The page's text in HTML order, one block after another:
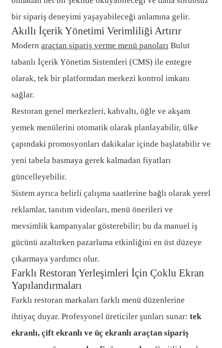
bir sipariş deneyimi yaşayabileceği anlamına gelir.
Akıllı İçerik Yönetimi Verimliliği Artırır
Modern araçtan sipariş verme menü panolarıBulut
tabanlı İçerik Yönetim Sistemleri (CMS) ile entegre
olarak, tek bir platformdan merkezi kontrol imkanı
sağlar.
Restoran genel merkezleri, kahvaltı, öğle ve akşam
yemek menülerini otomatik olarak planlayabilir, ülke
çapındaki promosyonları dakikalar içinde başlatabilir ve
yeni tabela basmaya gerek kalmadan fiyatları
güncelleyebilir.
Sistem ayrıca belirli çalışma saatlerine bağlı olarak yerel
reklamlar, tanıtım videoları, menü önerileri ve
mevsimlik kampanyalar gösterebilir; bu da manuel iş
gücünü azaltırken pazarlama etkinliğini en üst düzeye
çıkarmaya yardımcı olur.
Farklı Restoran Yerleşimleri İçin Çoklu Ekran
Yapılandırmaları
Farklı restoran markaları farklı menü düzenlerine
ihtiyaç duyar. Profesyonel üreticiler şunları sunar: tek
ekranlı, çift ekranlı ve üç ekranlı araçtan sipariş